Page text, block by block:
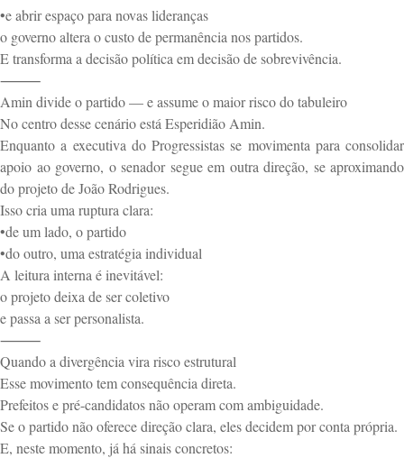
•e abrir espaço para novas lideranças
o governo altera o custo de permanência nos partidos.
E transforma a decisão política em decisão de sobrevivência.
⸻
Amin divide o partido — e assume o maior risco do tabuleiro
No centro desse cenário está Esperidião Amin.
Enquanto a executiva do Progressistas se movimenta para consolidar
apoio ao governo, o senador segue em outra direção, se aproximando
do projeto de João Rodrigues.
Isso cria uma ruptura clara:
•de um lado, o partido
•do outro, uma estratégia individual
A leitura interna é inevitável:
o projeto deixa de ser coletivo
e passa a ser personalista.
⸻
Quando a divergência vira risco estrutural
Esse movimento tem consequência direta.
Prefeitos e pré-candidatos não operam com ambiguidade.
Se o partido não oferece direção clara, eles decidem por conta própria.
E, neste momento, já há sinais concretos: